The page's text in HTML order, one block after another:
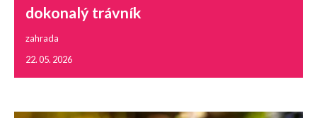
dokonalý trávník
zahrada
22. 05. 2026